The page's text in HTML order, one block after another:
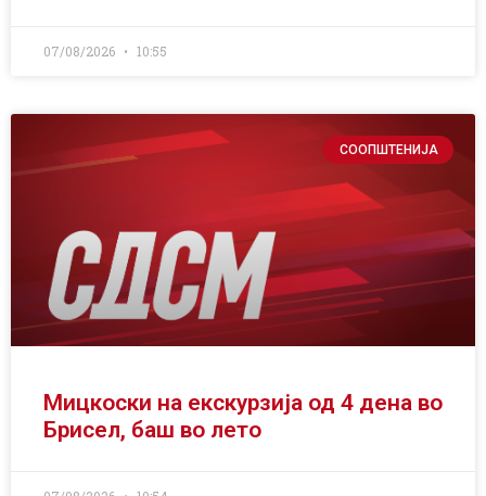
07/08/2026 10:55
СООПШТЕНИЈА
Мицкоски на екскурзија од 4 дена во
Брисел, баш во лето